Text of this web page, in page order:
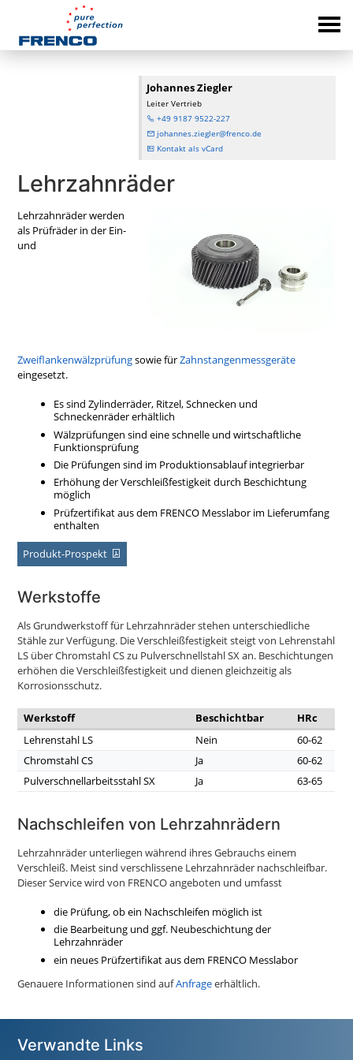
Johannes Ziegler
Leiter Vertrieb
+49 9187 9522-227
johannes.ziegler@frenco.de
Kontakt als vCard
Lehrzahnräder
Lehrzahnräder werden
als Prüfräder in der Ein-
und
Zweiflankenwälzprüfungsowie fürZahnstangenmessgeräte
eingesetzt.
Es sind Zylinderräder, Ritzel, Schnecken und
Schneckenräder erhältlich
Wälzprüfungen sind eine schnelle und wirtschaftliche
Funktionsprüfung
Die Prüfungen sind im Produktionsablauf integrierbar
Erhöhung der Verschleißfestigkeit durch Beschichtung
möglich
Prüfzertifikat aus dem FRENCO Messlabor im Lieferumfang
enthalten
Produkt-Prospekt
Werkstoffe
Als Grundwerkstoff für Lehrzahnräder stehen unterschiedliche
Stähle zur Verfügung. Die Verschleißfestigkeit steigt von Lehrenstahl
LS über Chromstahl CS zu Pulverschnellstahl SX an. Beschichtungen
erhöhen die Verschleißfestigkeit und dienen gleichzeitig als
Korrosionsschutz.
Werkstoff Beschichtbar
HRc
Lehrenstahl LS
Nein
60-62
Chromstahl CS
Ja
60-62
Pulverschnellarbeitsstahl SX
Ja 63-65
Nachschleifen von Lehrzahnrädern
Lehrzahnräder unterliegen während ihres Gebrauchs einem
Verschleiß. Meist sind verschlissene Lehrzahnräder nachschleifbar.
Dieser Service wird von FRENCO angeboten und umfasst
die Prüfung, ob ein Nachschleifen möglich ist
die Bearbeitung und ggf. Neubeschichtung der
Lehrzahnräder
ein neues Prüfzertifikat aus dem FRENCO Messlabor
Genauere Informationen sind aufAnfrageerhältlich.
Verwandte Links